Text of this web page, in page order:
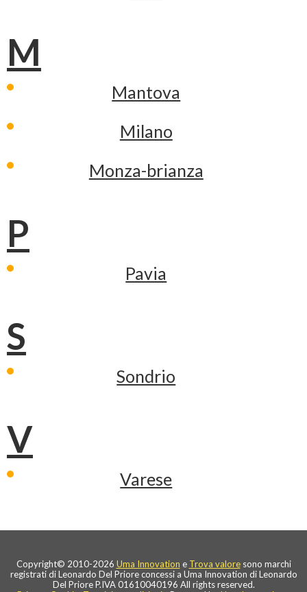
M
Mantova
Milano
Monza-brianza
P
Pavia
S
Sondrio
V
Varese
Copyright© 2010-2026 Uma Innovation e Trova valoresono marchi
registrati di Leonardo Del Priore concessi a Uma Innovation di Leonardo
Del Priore P.IVA 01610040196 All rights reserved.